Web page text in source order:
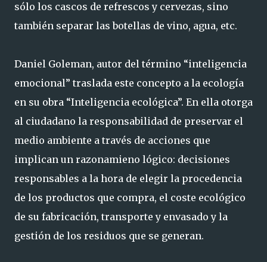
sólo los cascos de refrescos y cervezas, sino
también separar las botellas de vino, agua, etc.
Daniel Goleman, autor del término “inteligencia
emocional” traslada este concepto a la ecología
en su obra “Inteligencia ecológica”. En ella otorga
al ciudadano la responsabilidad de preservar el
medio ambiente a través de acciones que
implican un razonamieno lógico: decisiones
responsables a la hora de elegir la procedencia
de los productos que compra, el coste ecológico
de su fabricación, transporte y envasado y la
gestión de los residuos que se generan.